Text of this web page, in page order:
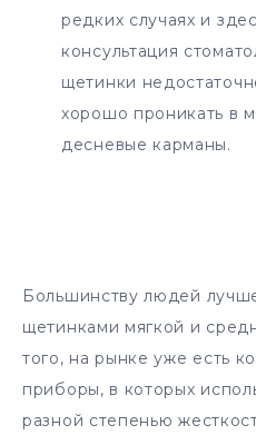
редких случаях и
консультация
щетинки
хорошо проникать в
десневые карманы.
Большинству людей
щетинками мягкой и
того, на рынке уже есть
приборы, в которых
разной степенью